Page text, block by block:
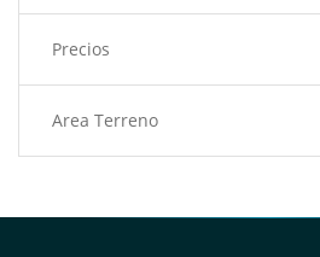
Precios
Area Terreno